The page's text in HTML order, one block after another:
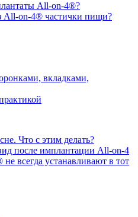
All-on-4®?
All-on-4® частички пищи?
вкладками,
Что с этим делать?
после имплантации All-on-4
всегда устанавливают в тот